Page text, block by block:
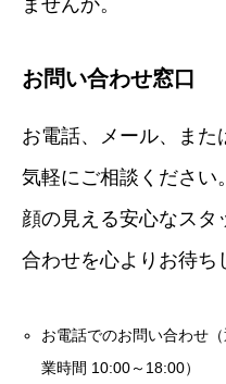
お問い合わせ窓口
お電話、メール、また
気軽にご相談ください。
顔の見える安心なスタ
合わせを心よりお待ち
お電話でのお問い合わせ
業時間 10:00～18:00）